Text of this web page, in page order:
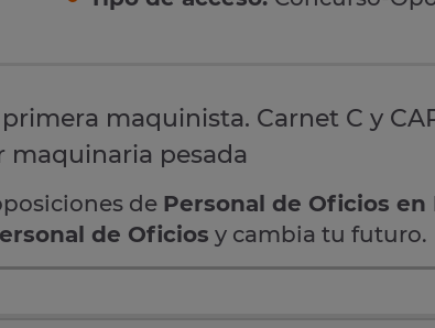
maquinista. Carnet C y
pesada
de Personal de Oficios en
de Oficios y cambia tu futuro.